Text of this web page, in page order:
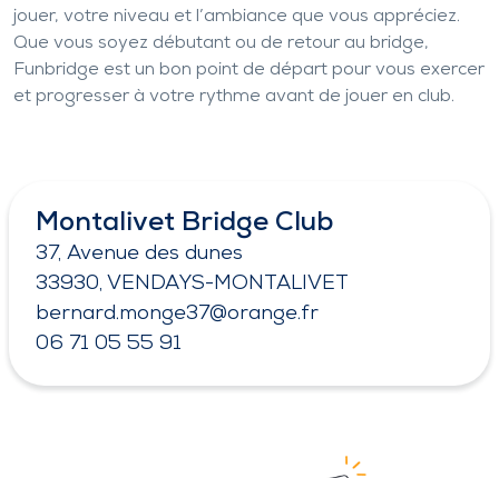
jouer, votre niveau et l’ambiance que vous appréciez.
Que vous soyez débutant ou de retour au bridge,
Funbridge est un bon point de départ pour vous exercer
et progresser à votre rythme avant de jouer en club.
Montalivet Bridge Club
37, Avenue des dunes
33930, VENDAYS-MONTALIVET
bernard.monge37@orange.fr
06 71 05 55 91